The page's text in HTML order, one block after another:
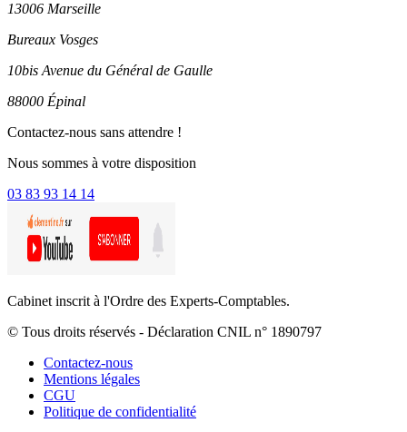
13006 Marseille
Bureaux Vosges
10bis Avenue du Général de Gaulle
88000 Épinal
Contactez-nous sans attendre !
Nous sommes à votre disposition
03 83 93 14 14
Cabinet inscrit à l'Ordre des Experts-Comptables.
© Tous droits réservés - Déclaration CNIL n° 1890797
Contactez-nous
Mentions légales
CGU
Politique de confidentialité